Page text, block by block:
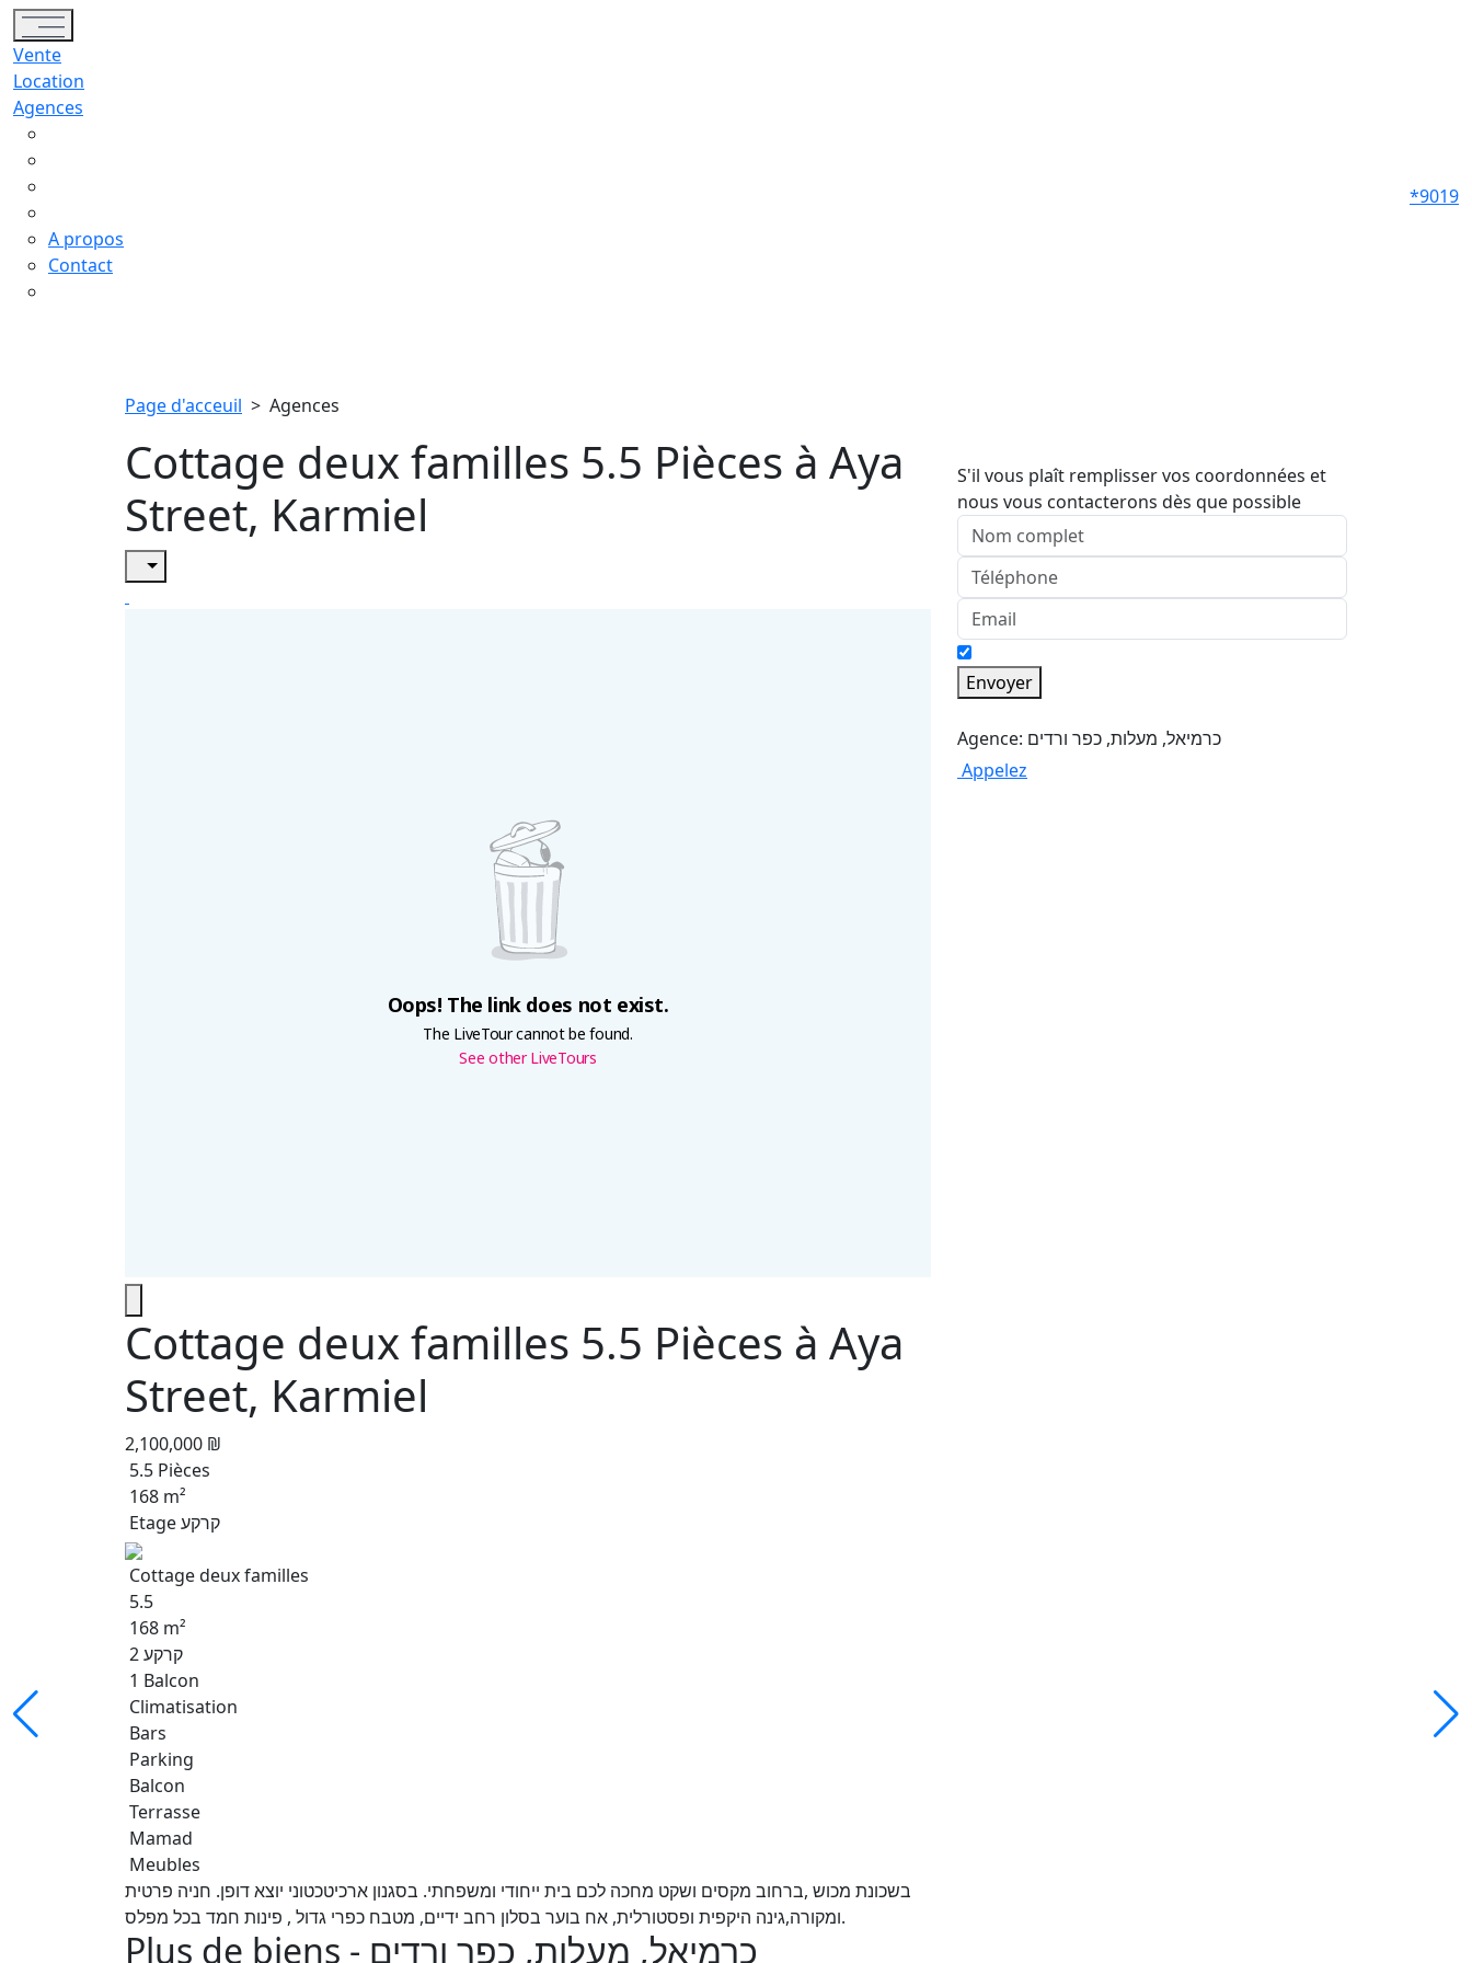
Toggle navigation
Vente
Location
Agences
A propos
Contact
*9019
Page d'acceuil > Agences
Cottage deux familles 5.5 Pièces à Aya
Street, Karmiel
Cottage deux familles 5.5 Pièces à Aya
Street, Karmiel
2,100,000 ₪
5.5 Pièces
168 m²
Etage קרקע
Cottage deux familles
5.5
168 m²
קרקע 2
1 Balcon
Climatisation
Bars
Parking
Balcon
Terrasse
Mamad
Meubles
בשכונת מכוש ,ברחוב מקסים ושקט מחכה לכם בית ייחודי ומשפחתי. בסגנון ארכיטכטוני יוצא דופן. חניה פרטית
ומקורה,גינה היקפית ופסטורלית, אח בוער בסלון רחב ידיים, מטבח כפרי גדול , פינות חמד בכל מפלס.
S'il vous plaît remplisser vos coordonnées et
nous vous contacterons dès que possible
Envoyer
Agence: כרמיאל, מעלות, כפר ורדים
Appelez
Plus de biens - כרמיאל, מעלות, כפר ורדים